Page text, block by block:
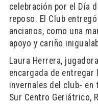
celebración por el Día
reposo. El Club
ancianos, como una
apoyo y cariño
Laura Herrera,
encargada de
invernales del club- en
Sur Centro Geriátrico,